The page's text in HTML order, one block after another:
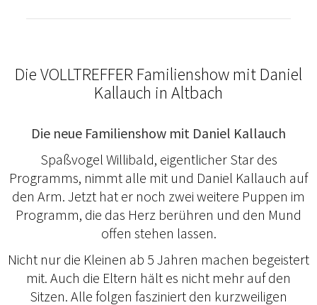
Die VOLLTREFFER Familienshow mit Daniel
Kallauch in Altbach
Die neue Familienshow mit Daniel Kallauch
Spaßvogel Willibald, eigentlicher Star des
Programms, nimmt alle mit und Daniel Kallauch auf
den Arm. Jetzt hat er noch zwei weitere Puppen im
Programm, die das Herz berühren und den Mund
offen stehen lassen.
Nicht nur die Kleinen ab 5 Jahren machen begeistert
mit. Auch die Eltern hält es nicht mehr auf den
Sitzen. Alle folgen fasziniert den kurzweiligen